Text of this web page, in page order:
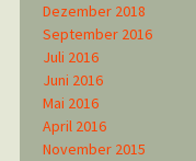
Dezember 2018
September 2016
Juli 2016
Juni 2016
Mai 2016
April 2016
November 2015